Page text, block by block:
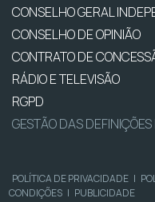
CONSELHO GERAL
CONSELHO DE OPINIÃO
CONTRATO DE
RÁDIO E TELEVISÃO
RGPD
GESTÃO DAS
POLÍTICA DE PRIVACIDADE |
CONDIÇÕES | PUBLICIDADE